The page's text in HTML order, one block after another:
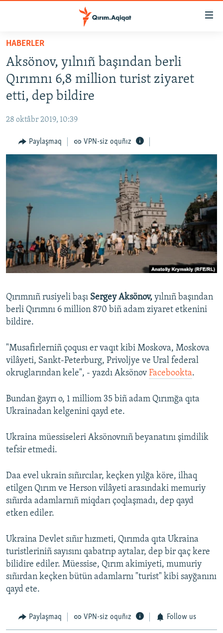
Esas
qaytmaq
Baş
navigatsiyağa
qaytmaq
Qıdıruvğa
HABERLER
İQTİSADİYAT
MEDENİYET
İNSAN AQLARI
VİDEO
SÜRET
BLOGLAR
FİKİR
Русский
Українською
HABERLER
Aksönov, yılnıñ başından berli
Qırımnı 6,8 million turist ziyaret
etti, dep bildire
28 oktâbr 2019, 10:39
Paylaşmaq VPN-siz oquñız
Qırımnıñ rusiyeli başı Sergey Aksönov, yılnıñ başından
berli Qırımnı 6 million 870 biñ adam ziyaret etkenini
bildire.
"Musafirlerniñ çoqusı er vaqıt kibi Moskova, Moskova
vilâyeti, Sankt-Peterburg, Privoljye ve Ural federal
okruglarından kele", - yazdı Aksönov Facebookta.
Bundan ğayrı o, 1 milliom 35 biñ adam Qırımğa qıta
Ukrainadan kelgenini qayd ete.
Ukraina müessiseleri Aksönovnıñ beyanatını şimdilik
tefsir etmedi.
Daa evel ukrain sıñırcılar, keçken yılğa köre, ilhaq
etilgen Qırım ve Herson vilâyeti arasındaki memuriy
sıñırda adamlarnıñ miqdarı çoqlaşmadı, dep qayd
etken ediler.
Ukraina Devlet sıñır hızmeti, Qırımda qıta Ukraina
turistleriniñ sayısını qabatrıp aytalar, dep bir qaç kere
bilidire ediler. Müessise, Qırım akimiyeti, mumuriy
sıñırdan keçken bütün adamlarnı "turist" kibi sayğanını
qayd ete.
Paylaşmaq VPN-siz oquñız Follow us